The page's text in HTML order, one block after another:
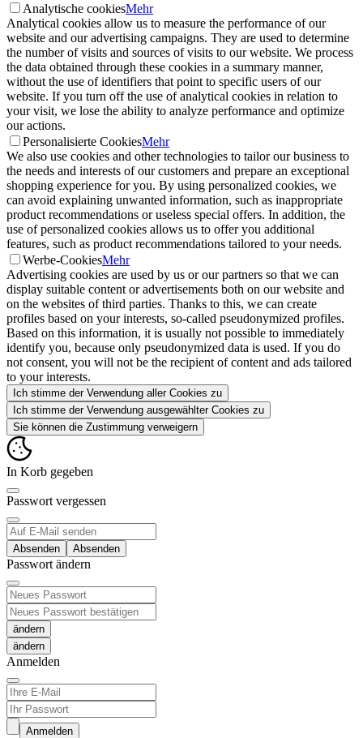
Analytische cookiesMehr
Analytical cookies allow us to measure the performance of our
website and our advertising campaigns. They are used to determine
the number of visits and sources of visits to our website. We process
the data obtained through these cookies in a summary manner,
without the use of identifiers that point to specific users of our
website. If you turn off the use of analytical cookies in relation to
your visit, we lose the ability to analyze performance and optimize
our actions.
Personalisierte CookiesMehr
We also use cookies and other technologies to tailor our business to
the needs and interests of our customers and prepare an exceptional
shopping experience for you. By using personalized cookies, we
can avoid explaining unwanted information, such as inappropriate
product recommendations or useless special offers. In addition, the
use of personalized cookies allows us to offer you additional
features, such as product recommendations tailored to your needs.
Werbe-CookiesMehr
Advertising cookies are used by us or our partners so that we can
display suitable content or advertisements both on our website and
on the websites of third parties. Thanks to this, we can create
profiles based on your interests, so-called pseudonymized profiles.
Based on this information, it is usually not possible to immediately
identify you, because only pseudonymized data is used. If you do
not consent, you will not be the recipient of content and ads tailored
to your interests.
Ich stimme der Verwendung aller Cookies zu
Ich stimme der Verwendung ausgewählter Cookies zu
Sie können die Zustimmung verweigern
In Korb gegeben
Passwort vergessen
Absenden
Passwort ändern
ändern
Anmelden
Anmelden